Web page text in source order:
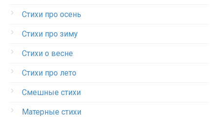
Стихи про осень
Стихи про зиму
Стихи о весне
Стихи про лето
Смешные стихи
Матерные стихи